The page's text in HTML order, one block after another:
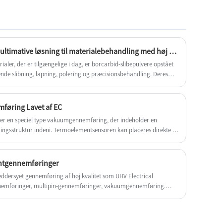
Er borcarbid slibepulvere den ultimative løsning til materialebehandling med høj hårdhed?
der er tilgængelige i dag, er borcarbid-slibepulvere opstået
slibning, lapning, polering og præcisionsbehandling. Deres
er afgørende.
Lavet af EC
en speciel type vakuumgennemføring, der indeholder en
indeni. Termoelementsensoren kan placeres direkte i
gennemføring af høj kvalitet som UHV Electrical
multipin-gennemføringer, vakuumgennemføring.